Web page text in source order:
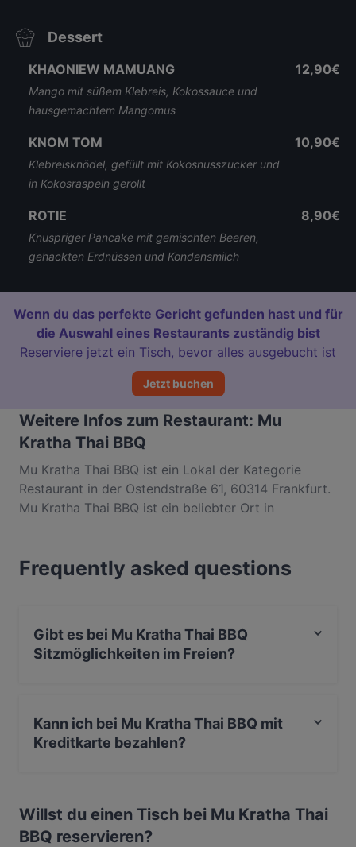
Dessert
KHAONIEW MAMUANG
Mango mit süßem Klebreis, Kokossauce und
hausgemachtem Mangomus
12,90€
KNOM TOM
Klebreisknödel, gefüllt mit Kokosnusszucker und
in Kokosraspeln gerollt
10,90€
ROTIE
Knuspriger Pancake mit gemischten Beeren,
gehackten Erdnüssen und Kondensmilch
8,90€
Wenn du das perfekte Gericht gefunden hast und für
die Auswahl eines Restaurants zuständig bist
Reserviere jetzt ein Tisch, bevor alles ausgebucht ist
Jetzt buchen
Weitere Infos zum Restaurant: Mu
Kratha Thai BBQ
Mu Kratha Thai BBQ ist ein Lokal der Kategorie
Restaurant in der Ostendstraße 61, 60314 Frankfurt.
Mu Kratha Thai BBQ ist ein beliebter Ort in
Feinschmeckererlebnis bist, entdecke die Gerichte
im Mu Kratha Thai BBQ und erlebe authentische
Frequently asked questions
Gibt es bei Mu Kratha Thai BBQ
Sitzmöglichkeiten im Freien?
Kann ich bei Mu Kratha Thai BBQ mit
Kreditkarte bezahlen?
Willst du einen Tisch bei Mu Kratha Thai
BBQ reservieren?